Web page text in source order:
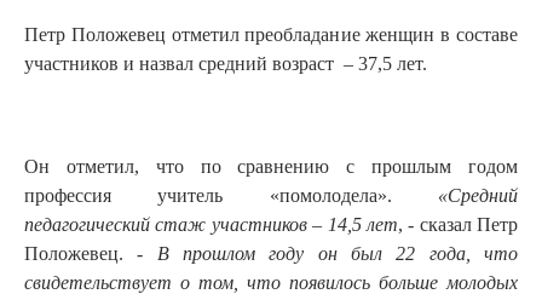
Петр Положевец отметил преобладание женщин в составе
участников и назвал средний возраст – 37,5 лет.
Он отметил, что по сравнению с прошлым годом
профессия учитель «помолодела». «Средний
педагогический стаж участников – 14,5 лет, - сказал Петр
Положевец. - В прошлом году он был 22 года, что
свидетельствует о том, что появилось больше молодых